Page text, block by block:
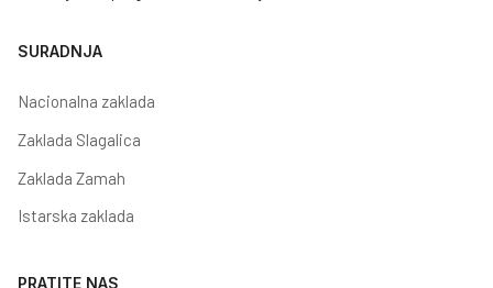
SURADNJA
Nacionalna zaklada
Zaklada Slagalica
Zaklada Zamah
Istarska zaklada
PRATITE NAS